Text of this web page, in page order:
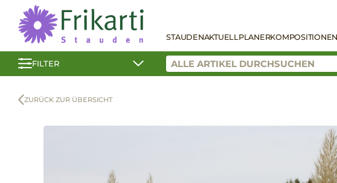
STAUDENAKTUELLPLANERKOMPOSITIONEN
FILTER
ZURÜCK ZUR ÜBERSICHT